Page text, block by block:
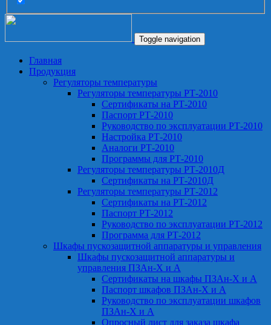
Toggle navigation
Главная
Продукция
Регуляторы температуры
Регуляторы температуры РТ-2010
Сертификаты на РТ-2010
Паспорт РТ-2010
Руководство по эксплуатации РТ-2010
Настройка РТ-2010
Аналоги РТ-2010
Программы для РТ-2010
Регуляторы температуры РТ-2010Д
Сертификаты на РТ-2010Д
Регуляторы температуры РТ-2012
Сертификаты на РТ-2012
Паспорт РТ-2012
Руководство по эксплуатации РТ-2012
Программа для РТ-2012
Шкафы пускозащитной аппаратуры и управления
Шкафы пускозащитной аппаратуры и
управления ПЗАн-Х и А
Сертификаты на шкафы ПЗАн-Х и А
Паспорт шкафов ПЗАн-Х и А
Руководство по эксплуатации шкафов
ПЗАн-Х и А
Опросный лист для заказа шкафа